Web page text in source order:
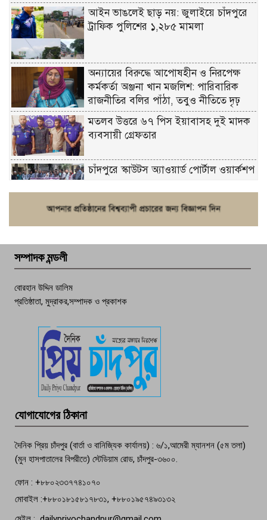
আইন ভাঙলেই ছাড় নয়: জুলাইয়ে চাঁদপুরে
ট্রাফিক পুলিশের ১,২৮৫ মামলা
অন্যায়ের বিরুদ্ধে আপোষহীন ও নিরপেক্ষ
কর্মকর্তা অঞ্জনা খান মজলিশ: পারিবারিক
রাজনীতির বলির পাঁঠা, তবুও নীতিতে দৃঢ়
মতলব উত্তরে ৬৭ পিস ইয়াবাসহ দুই মাদক
ব্যবসায়ী গ্রেফতার
চাঁদপুরে স্কাউটস অ্যাওয়ার্ড পোর্টাল ওয়ার্কশপ
পচা দুর্গন্ধে ৯৯৯-এ ফোন, ফরিদগঞ্জে
তরুণের অর্ধগলিত লাশ উদ্ধার
বেঁচে নেই, বিভিন্ন সংগঠনের শোক
সম্পাদক মন্ডলী
বোরহান উদ্দিন ডালিম
প্রতিষ্ঠাতা, মুদ্রাকর,সম্পাদক ও প্রকাশক
যোগাযোগের ঠিকানা
দৈনিক প্রিয় চাঁদপুর (বার্তা ও বানিজ্যিক কার্যালয়) : ৬/১,আমেরী ম্যানশন (৫ম তলা)
(মুন হাসপাতালের বিপরীতে) স্টেডিয়াম রোড, চাঁদপুর-৩৬০০.
ফোন : +৮৮০২৩৩৭৭৪১০৭০
মোবাইল :+৮৮০১৮১৫৮১৭৮৩১, +৮৮০১৯৫৭৪৯৩১৩২